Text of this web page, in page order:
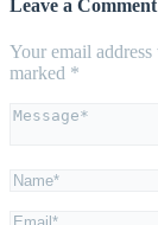
Leave a Comment
Your email
marked *